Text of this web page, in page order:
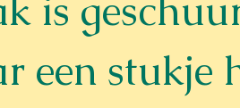
is
een stukje